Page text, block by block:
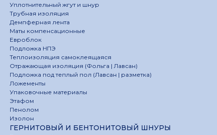
Уплотнительный жгут и шнур
Трубная изоляция
Демпферная лента
Маты компенсационные
Евроблок
Подложка НПЭ
Теплоизоляция самоклеящаяся
Отражающая изоляция (Фольга | Лавсан)
Подложка под теплый пол (Лавсан | разметка)
Ложементы
Упаковочные материалы
Этафом
Пенолом
Изолон
ГЕРНИТОВЫЙ И БЕНТОНИТОВЫЙ ШНУРЫ